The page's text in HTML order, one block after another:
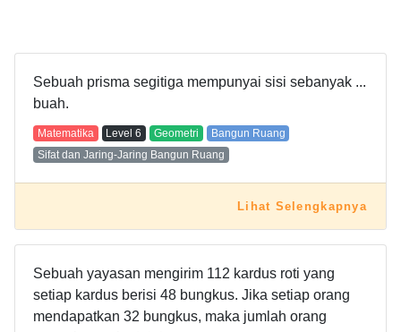
Sebuah prisma segitiga mempunyai sisi sebanyak ...
buah.
Matematika Level 6 Geometri
Bangun Ruang
Sifat dan Jaring-Jaring Bangun Ruang
Lihat Selengkapnya
Sebuah yayasan mengirim 112 kardus roti yang
setiap kardus berisi 48 bungkus. Jika setiap orang
mendapatkan 32 bungkus, maka jumlah orang